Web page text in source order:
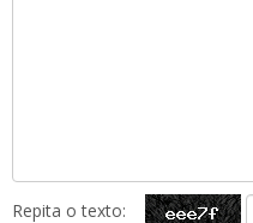
Repita o texto: